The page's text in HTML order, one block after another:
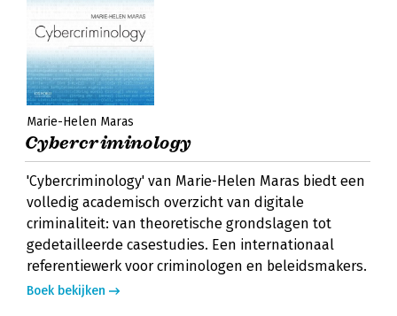
Marie-Helen Maras
Cybercriminology
'Cybercriminology' van Marie-Helen Maras biedt een
volledig academisch overzicht van digitale
criminaliteit: van theoretische grondslagen tot
gedetailleerde casestudies. Een internationaal
referentiewerk voor criminologen en beleidsmakers.
Boek bekijken